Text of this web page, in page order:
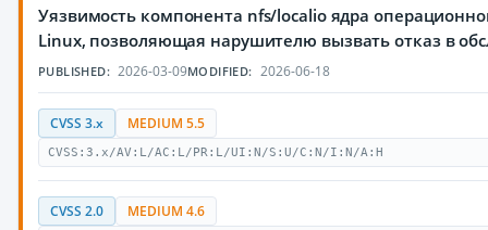
Уязвимость компонента nfs/localio ядра
Linux, позволяющая нарушителю вызвать отказ в
PUBLISHED: 2026-03-09MODIFIED: 2026-06-18
CVSS 3.x MEDIUM 5.5
CVSS:3.x/AV:L/AC:L/PR:L/UI:N/S:U/C:N/I:N/A:H
CVSS 2.0 MEDIUM 4.6